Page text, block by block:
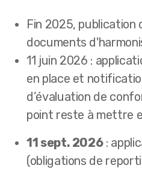
Fin 2025, publication
documents
11 juin 2026 :
en place et
d’évaluation de
point reste à mettre
11 sept. 2026:
(obligations de